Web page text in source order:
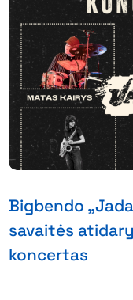
Bigbendo
savaitės
koncertas